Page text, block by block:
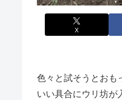
X
色々と試そうとおも
いい具合にウリ坊が